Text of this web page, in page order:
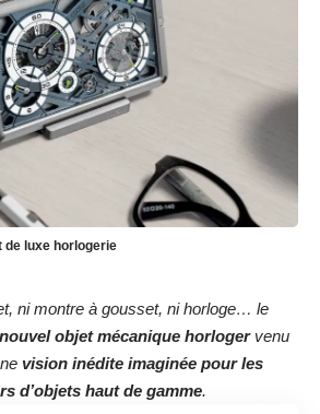
de luxe horlogerie
ni montre à gousset, ni horloge… le
nouvel objet mécanique horlogervenu
vision inédite imaginée pour les
d’objets haut de gamme.